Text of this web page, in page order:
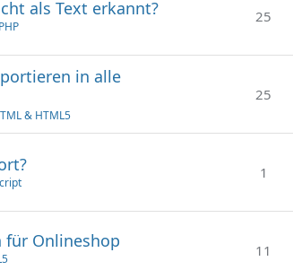
als Text erkannt?
PHP
25
in alle
& HTML5
25
1
für Onlineshop 11